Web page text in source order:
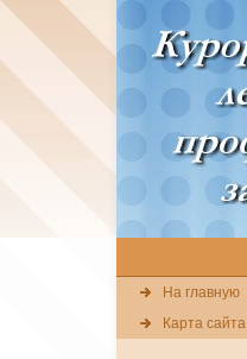
На главную
Карта сайта